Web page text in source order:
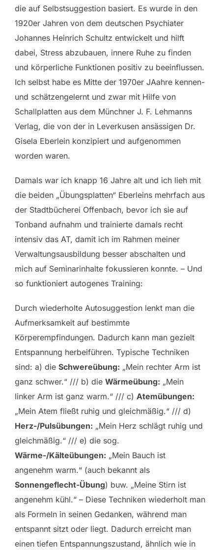
die auf Selbstsuggestion basiert. Es wurde in den
1920er Jahren von dem deutschen Psychiater
Johannes Heinrich Schultz entwickelt und hilft
dabei, Stress abzubauen, innere Ruhe zu finden
und körperliche Funktionen positiv zu beeinflussen.
Ich selbst habe es Mitte der 1970er JAahre kennen-
und schätzengelernt und zwar mit Hilfe von
Schallplatten aus dem Münchner J. F. Lehmanns
Verlag, die von der in Leverkusen ansässigen Dr.
Gisela Eberlein konzipiert und aufgenommen
worden waren.
Damals war ich knapp 16 Jahre alt und ich lieh mit
die beiden „Übungsplatten“ Eberleins mehrfach aus
der Stadtbücherei Offenbach, bevor ich sie auf
Tonband aufnahm und trainierte damals recht
intensiv das AT, damit ich im Rahmen meiner
Verwaltungsausbildung besser abschalten und
mich auf Seminarinhalte fokussieren konnte. – Und
so funktioniert autogenes Training:
Durch wiederholte Autosuggestion lenkt man die
Aufmerksamkeit auf bestimmte
Körperempfindungen. Dadurch kann man gezielt
Entspannung herbeiführen. Typische Techniken
sind: a) die Schwereübung: „Mein rechter Arm ist
ganz schwer.“ /// b) die Wärmeübung: „Mein
linker Arm ist ganz warm.“ /// c) Atemübungen:
„Mein Atem fließt ruhig und gleichmäßig.“ /// d)
Herz-/Pulsübungen: „Mein Herz schlägt ruhig und
gleichmäßig.“ /// e) die sog.
Wärme-/Kälteübungen: „Mein Bauch ist
angenehm warm.“ (auch bekannt als
Sonnengeflecht-Übung) buw. „Meine Stirn ist
angenehm kühl.“ – Diese Techniken wiederholt man
als Formeln in seinen Gedanken, während man
entspannt sitzt oder liegt. Dadurch erreicht man
einen tiefen Entspannungszustand, ähnlich wie in